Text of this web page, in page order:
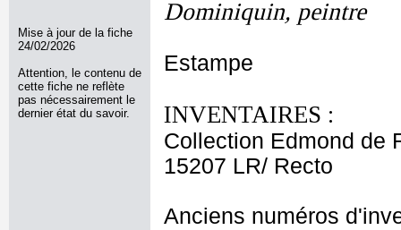
Mise à jour de la fiche
24/02/2026
Attention, le contenu de
cette fiche ne reflète
pas nécessairement le
dernier état du savoir.
Dominiquin, peintre
Estampe
INVENTAIRES :
Collection Edmond de
15207 LR/ Recto
Anciens numéros